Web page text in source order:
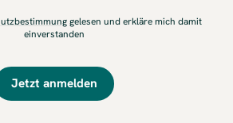
gelesen und erkläre mich damit
einverstanden
Jetzt anmelden